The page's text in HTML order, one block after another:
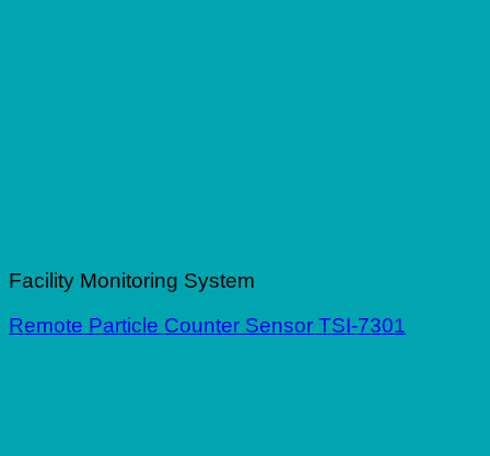
Facility Monitoring System
Remote Particle Counter Sensor TSI-7301